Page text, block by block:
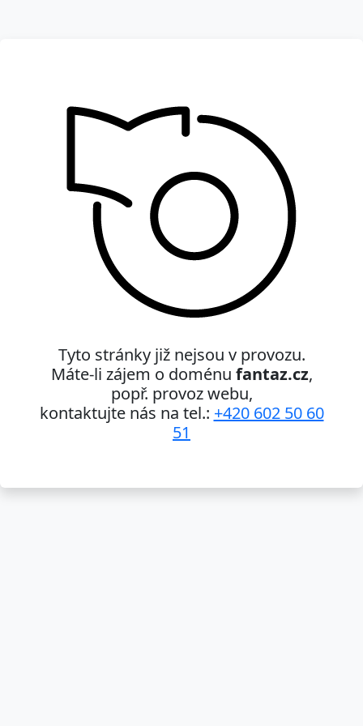
Tyto stránky již nejsou v provozu.
Máte-li zájem o doménu fantaz.cz,
popř. provoz webu,
kontaktujte nás na tel.: +420 602 50 60
51